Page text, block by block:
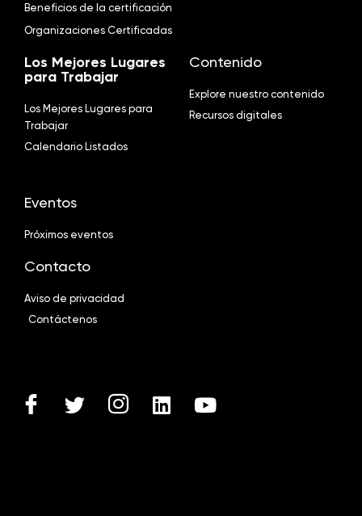
Beneficios de la certificación
Organizaciones Certificadas
Los Mejores Lugares
para Trabajar
Los Mejores Lugares para
Trabajar
Calendario Listados
Contenido
Explore nuestro contenido
Recursos digitales
Eventos
Próximos eventos
Contacto
Aviso de privacidad
Contáctenos